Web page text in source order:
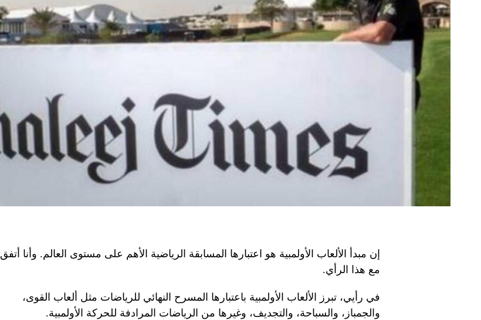
إن مبدأ الألعاب الأولمبية هو اعتبارها المسابقة الرياضية الأهم على مستوى العالم. وأنا أتفق
مع هذا الرأي.
في رأيي، تبرز الألعاب الأولمبية باعتبارها المسرح النهائي للرياضات مثل ألعاب القوى،
والجمباز، والسباحة، والتجديف، وغيرها من الرياضات المرادفة للحركة الأولمبية.